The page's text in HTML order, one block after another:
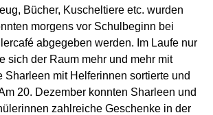
Bücher, Kuscheltiere etc. wurden
morgens vor Schulbeginn bei
abgegeben werden. Im Laufe nur
sich der Raum mehr und mehr mit
Sharleen mit Helferinnen sortierte und
20. Dezember konnten Sharleen und
zahlreiche Geschenke in der